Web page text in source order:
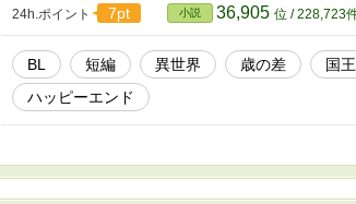
24h.ポイント 7pt 小説 36,905 位 / 228,723
BL 短編 異世界 歳の差 国
ハッピーエンド